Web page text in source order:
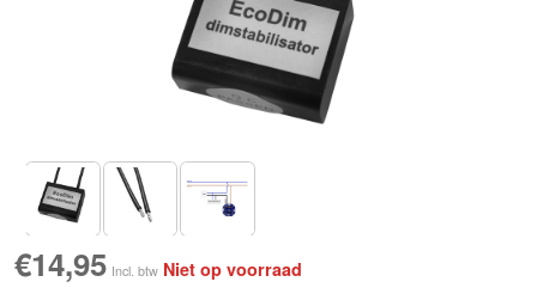
€14,95 Incl. btw Niet op voorraad